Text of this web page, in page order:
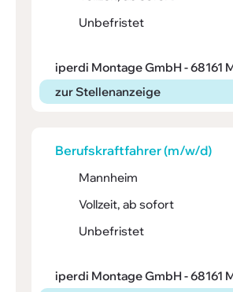
Unbefristet
iperdi Montage GmbH - 68161
zur Stellenanzeige
Berufs­kraft­fahrer (m/w/d)
Mannheim
Vollzeit, ab sofort
Unbefristet
iperdi Montage GmbH - 68161